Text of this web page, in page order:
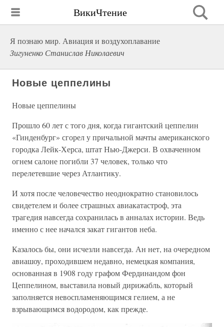
ВикиЧтение
Я познаю мир. Авиация и воздухоплавание
Зигуненко Станислав Николаевич
Новые цеппелины
Новые цеппелины
Прошло 60 лет с того дня, когда гигантский цеппелин
«Гинденбург» сгорел у причальной мачты американского
городка Лейк-Херса, штат Нью-Джерси. В охваченном
огнем салоне погибли 37 человек, только что
перелетевшие через Атлантику.
И хотя после человечество неоднократно становилось
свидетелем и более страшных авиакатастроф, эта
трагедия навсегда сохранилась в анналах истории. Ведь
именно с нее начался закат гигантов неба.
Казалось бы, они исчезли навсегда. Ан нет, на очередном
авиашоу, проходившем недавно, немецкая компания,
основанная в 1908 году графом Фердинандом фон
Цеппелином, выставила новый дирижабль, который
заполняется невоспламеняющимся гелием, а не
взрывающимся водородом, как прежде.